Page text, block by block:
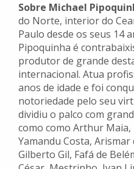
Sobre Michael
do Norte, interior do
Paulo desde os seus 14
Pipoquinha é
produtor de grande
internacional. Atua
anos de idade e foi
notoriedade pelo seu
dividiu o palco com
como como Arthur
Yamandu Costa,
Gilberto Gil, Fafá de